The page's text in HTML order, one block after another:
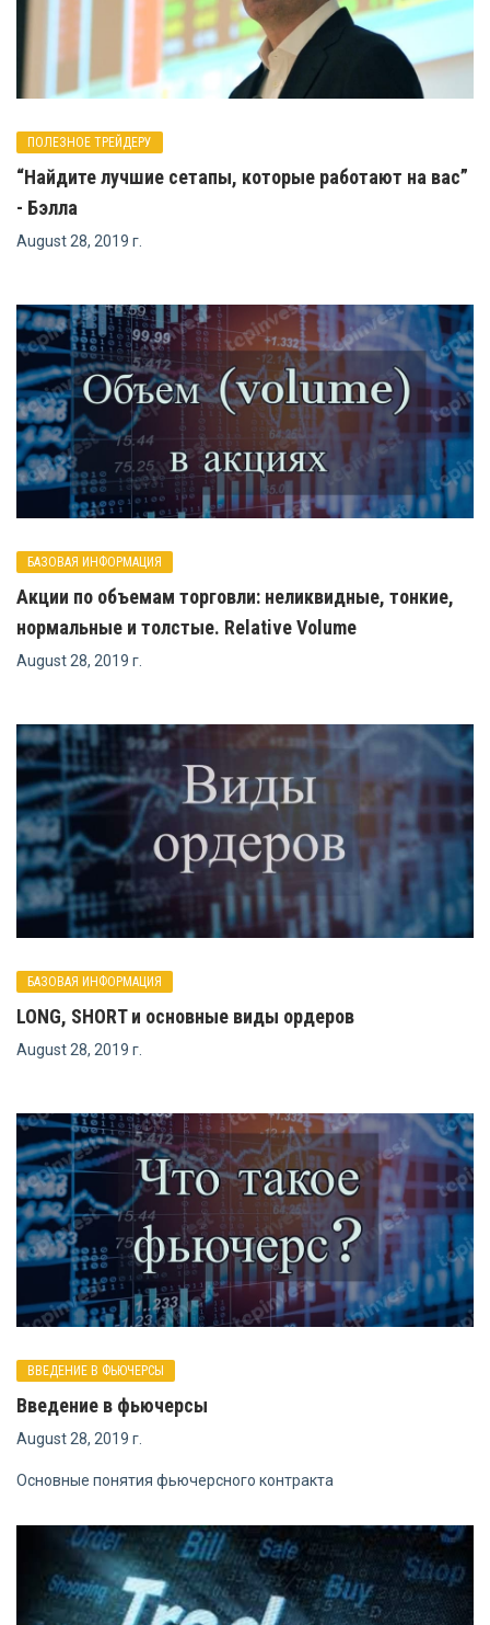
ПОЛЕЗНОЕ ТРЕЙДЕРУ
“Найдите лучшие сетапы, которые работают на вас”
- Бэлла
August 28, 2019 г.
БАЗОВАЯ ИНФОРМАЦИЯ
Акции по объемам торговли: неликвидные, тонкие,
нормальные и толстые. Relative Volume
August 28, 2019 г.
БАЗОВАЯ ИНФОРМАЦИЯ
LONG, SHORT и основные виды ордеров
August 28, 2019 г.
ВВЕДЕНИЕ В ФЬЮЧЕРСЫ
Введение в фьючерсы
August 28, 2019 г.
Основные понятия фьючерсного контракта